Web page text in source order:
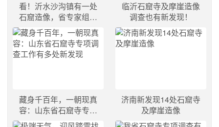
看！沂水沙沟镇有一处
石窟造像，省专家组都
来了~
临沂石窟寺及摩崖造像
调查也有新发现！
藏身千百年，一朝现真
容：山东省石窟寺专项
调查工作有多处新发现
济南新发现14处石窟寺
及摩崖造像